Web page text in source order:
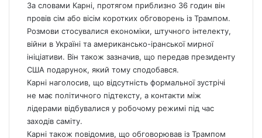
За словами Карні, протягом приблизно 36 годин він
провів сім або вісім коротких обговорень із Трампом.
Розмови стосувалися економіки, штучного інтелекту,
війни в Україні та американсько-іранської мирної
ініціативи. Він також зазначив, що передав президенту
США подарунок, який тому сподобався.
Карні наголосив, що відсутність формальної зустрічі
не має політичного підтексту, а контакти між
лідерами відбувалися у робочому режимі під час
заходів саміту.
Карні також повідомив, що обговорював із Трампом